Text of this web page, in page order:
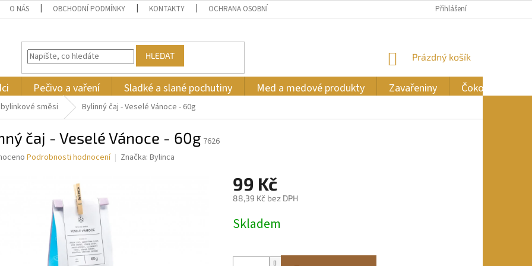
O NÁS OBCHODNÍ PODMÍNKY KONTAKTY OCHRANA OSOBNÍCH ÚDAJŮ Přihlášení
HLEDAT
NÁKUPNÍ
Prázdný košík
Pečivo a vaření Sladké a slané pochutiny Med a medové produkty Zavařeniny Čokoláda
bylinkové směsi Bylinný čaj - Veselé Vánoce - 60g
čaj - Veselé Vánoce - 60g 7626
Podrobnosti hodnocení Značka: Bylinca
99 Kč
88,39 Kč bez DPH
cena:
Skladem